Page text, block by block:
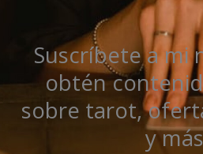
Suscríbete a mi
obtén
sobre tarot,
y